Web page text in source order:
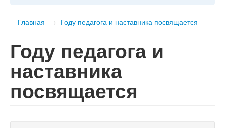
Главная → Году педагога и наставника посвящается
Году педагога и
наставника
посвящается